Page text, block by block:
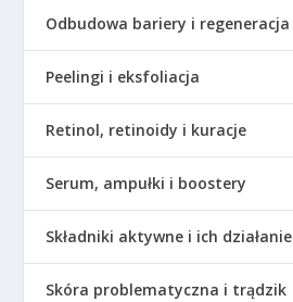
Odbudowa bariery i regeneracja
Peelingi i eksfoliacja
Retinol, retinoidy i kuracje
Serum, ampułki i boostery
Składniki aktywne i ich działanie
Skóra problematyczna i trądzik